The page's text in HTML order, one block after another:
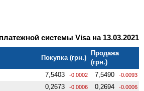
системы Visa на 13.03.2021
Покупка (грн.)
Продажа
(грн.)
7,5403 -0.0002 7,5490 -0.0093
0,2673 -0.0006 0,2694 -0.0006